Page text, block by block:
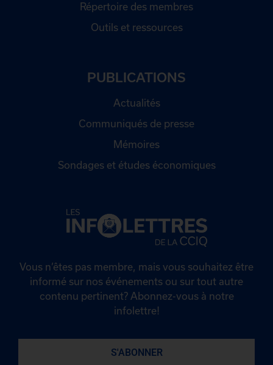
Répertoire des membres
Outils et ressources
PUBLICATIONS
Actualités
Communiqués de presse
Mémoires
Sondages et études économiques
Vous n’êtes pas membre, mais vous souhaitez être
informé sur nos événements ou sur tout autre
contenu pertinent? Abonnez-vous à notre
infolettre!
S'ABONNER